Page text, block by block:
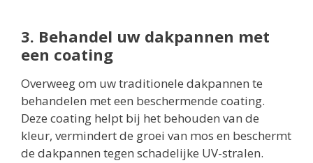
3. Behandel uw dakpannen met
een coating
Overweeg om uw traditionele dakpannen te
behandelen met een beschermende coating.
Deze coating helpt bij het behouden van de
kleur, vermindert de groei van mos en beschermt
de dakpannen tegen schadelijke UV-stralen.